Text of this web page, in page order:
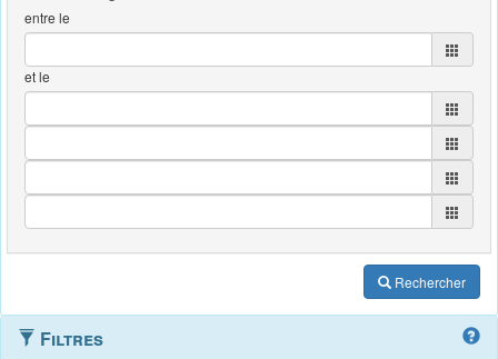
entre le
et le
Rechercher
Filtres